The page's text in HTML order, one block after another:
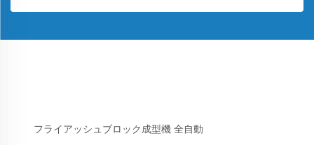
フライアッシュブロック成型機 全自動